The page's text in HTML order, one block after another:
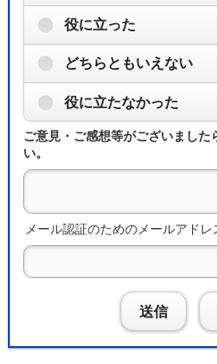
役に立った
どちらともいえない
役に立たなかった
ご意見・ご感想等がございました
い。
メール認証のためのメールアドレ
送信